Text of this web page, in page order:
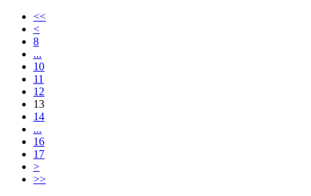
<<
<
8
...
10
11
12
13
14
...
16
17
>
>>